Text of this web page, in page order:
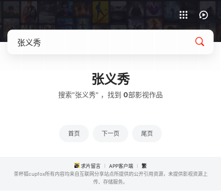
张义秀
搜索"张义秀" ，找到 0部影视作品
首页 下一页 尾页
求片留言 APP客户端
繁
茶杯狐cupfox所有内容均来自互联网分享站点所提供的公开引用资源，未提供影视资源上
传、存储服务。